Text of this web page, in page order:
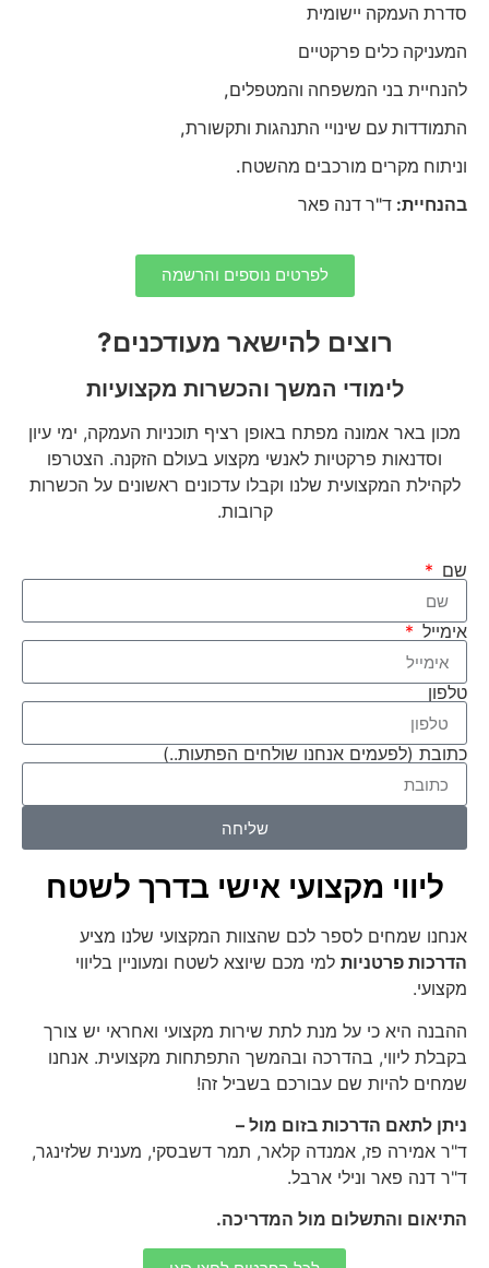
סדרת העמקה יישומית
המעניקה כלים פרקטיים
להנחיית בני המשפחה והמטפלים,
התמודדות עם שינויי התנהגות ותקשורת,
וניתוח מקרים מורכבים מהשטח.
בהנחיית: ד"ר דנה פאר
לפרטים נוספים והרשמה
רוצים להישאר מעודכנים?
לימודי המשך והכשרות מקצועיות
מכון באר אמונה מפתח באופן רציף תוכניות העמקה, ימי עיון
וסדנאות פרקטיות לאנשי מקצוע בעולם הזקנה. הצטרפו
לקהילת המקצועית שלנו וקבלו עדכונים ראשונים על הכשרות
קרובות.
שם
אימייל
טלפון
כתובת (לפעמים אנחנו שולחים הפתעות..)
שליחה
ליווי מקצועי אישי בדרך לשטח
אנחנו שמחים לספר לכם שהצוות המקצועי שלנו מציע
הדרכות פרטניות למי מכם שיוצא לשטח ומעוניין בליווי
מקצועי.
ההבנה היא כי על מנת לתת שירות מקצועי ואחראי יש צורך
בקבלת ליווי, בהדרכה ובהמשך התפתחות מקצועית. אנחנו
שמחים להיות שם עבורכם בשביל זה!
ניתן לתאם הדרכות בזום מול –
ד"ר אמירה פז, אמנדה קלאר, תמר דשבסקי, מענית שלזינגר,
ד"ר דנה פאר ונילי ארבל.
התיאום והתשלום מול המדריכה.